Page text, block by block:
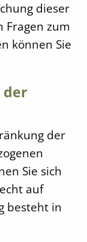
dieser
Fragen zum
können Sie
der
der
Sie sich
auf
besteht in